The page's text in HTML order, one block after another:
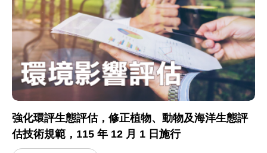
強化環評生態評估，修正植物、動物及海洋生態評
估技術規範，115 年 12 月 1 日施行